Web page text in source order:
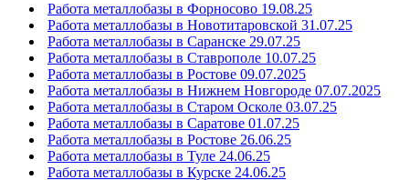
Работа металлобазы в Форносово 19.08.25
Работа металлобазы в Новотитаровской 31.07.25
Работа металлобазы в Саранске 29.07.25
Работа металлобазы в Ставрополе 10.07.25
Работа металлобазы в Ростове 09.07.2025
Работа металлобазы в Нижнем Новгороде 07.07.2025
Работа металлобазы в Старом Осколе 03.07.25
Работа металлобазы в Саратове 01.07.25
Работа металлобазы в Ростове 26.06.25
Работа металлобазы в Туле 24.06.25
Работа металлобазы в Курске 24.06.25